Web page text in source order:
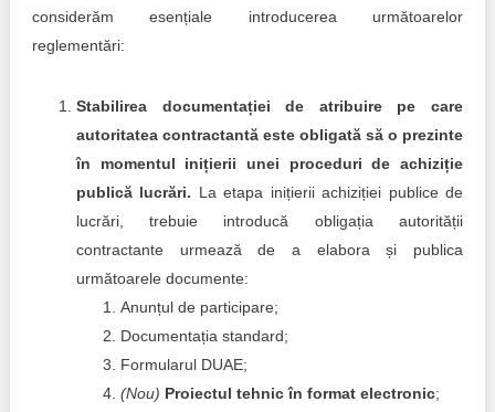
Cele mai bune și cele mai proaste politici locale din
Moldova
publice-cheie din Moldova
Achiziții publice
considerăm esențiale introducerea următoarelor
reglementări:
Stabilirea documentației de atribuire pe care
autoritatea contractantă este obligată să o prezinte
în momentul inițierii unei proceduri de achiziție
publică lucrări. La etapa inițierii achiziției publice de
lucrări, trebuie introducă obligația autorității
contractante urmează de a elabora și publica
următoarele documente:
Anunțul de participare;
Documentația standard;
Formularul DUAE;
(Nou) Proiectul tehnic în format electronic;